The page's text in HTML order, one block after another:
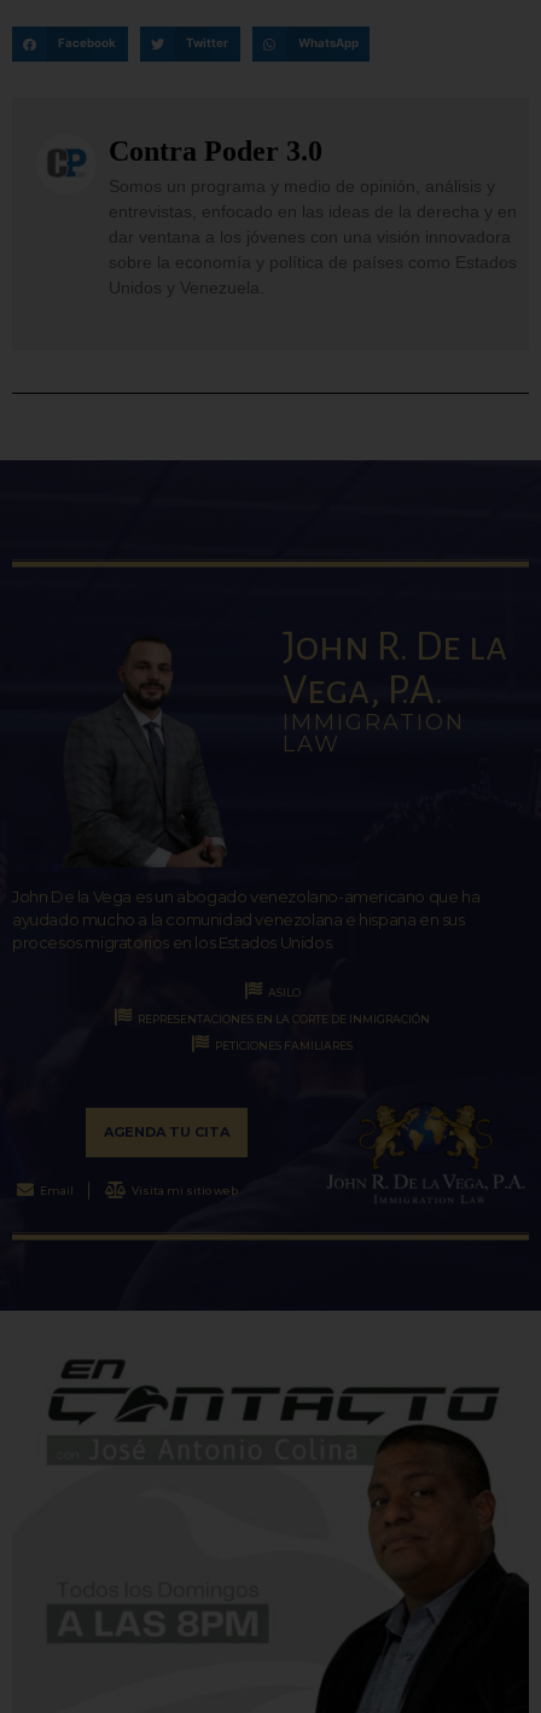
Facebook Twitter WhatsApp
Contra Poder 3.0
Somos un programa y medio de opinión, análisis y
entrevistas, enfocado en las ideas de la derecha y en
dar ventana a los jóvenes con una visión innovadora
sobre la economía y política de países como Estados
Unidos y Venezuela.
John R. De la
Vega, P.A.
IMMIGRATION
LAW
John De la Vega es un abogado venezolano-americano que ha
ayudado mucho a la comunidad venezolana e hispana en sus
procesos migratorios en los Estados Unidos.
ASILO
REPRESENTACIONES EN LA CORTE DE INMIGRACIÓN
PETICIONES FAMILIARES
AGENDA TU CITA
Email Visita mi sitio web